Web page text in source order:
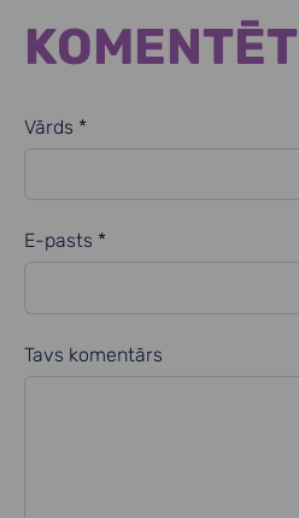
KOMENTĒT
Vārds *
E-pasts *
Tavs komentārs